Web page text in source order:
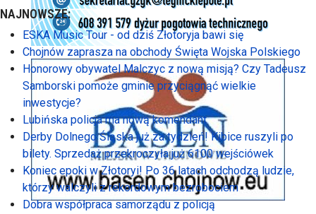
NAJNOWSZE:
ESKA Music Tour - od dziś Złotoryja bawi się
Chojnów zaprasza na obchody Święta Wojska Polskiego
Honorowy obywatel Malczyc z nową misją? Czy Tadeusz
Samborski pomoże gminie przyciągnąć wielkie
inwestycje?
Lubińska policja ma nową komendant
Derby Dolnego Śląska już za tydzień! Kibice ruszyli po
bilety. Sprzedaż przekroczyła już 6100 wejściówek
Koniec epoki w Złotoryi! Po 36 latach odchodzą ludzie,
którzy walczyli z rekordowym bezrobociem
Dobra współpraca samorządu z policją